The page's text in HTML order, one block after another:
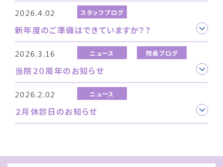
2026.4.02 スタッフブログ
新年度のご準備はできていますか？？
2026.3.16 ニュース 院長ブログ
当院２０周年のお知らせ
2026.2.02 ニュース
２月休診日のお知らせ